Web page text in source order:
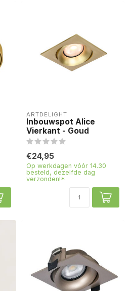
ARTDELIGHT
Inbouwspot Alice
Vierkant - Goud
€24,95
Op werkdagen vóór 14.30
besteld, dezelfde dag
verzonden!*